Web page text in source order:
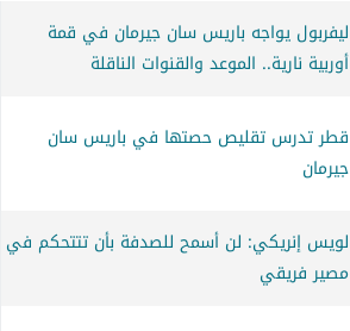
ليفربول يواجه باريس سان جيرمان في قمة
أوربية نارية.. الموعد والقنوات الناقلة
قطر تدرس تقليص حصتها في باريس سان
جيرمان
لويس إنريكي: لن أسمح للصدفة بأن تتتحكم في
مصير فريقي